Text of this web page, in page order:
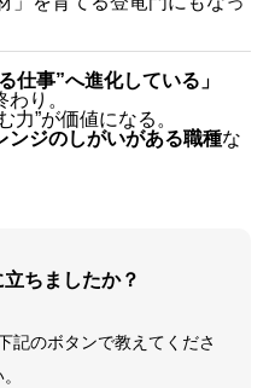
仕事”へ進化している」
り。
力”が価値になる。
ンジのしがいがある職種な
ちましたか？
記のボタンで教えてくださ